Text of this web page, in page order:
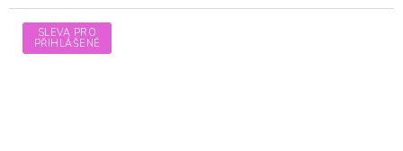
SLEVA PRO
PŘIHLÁŠENÉ